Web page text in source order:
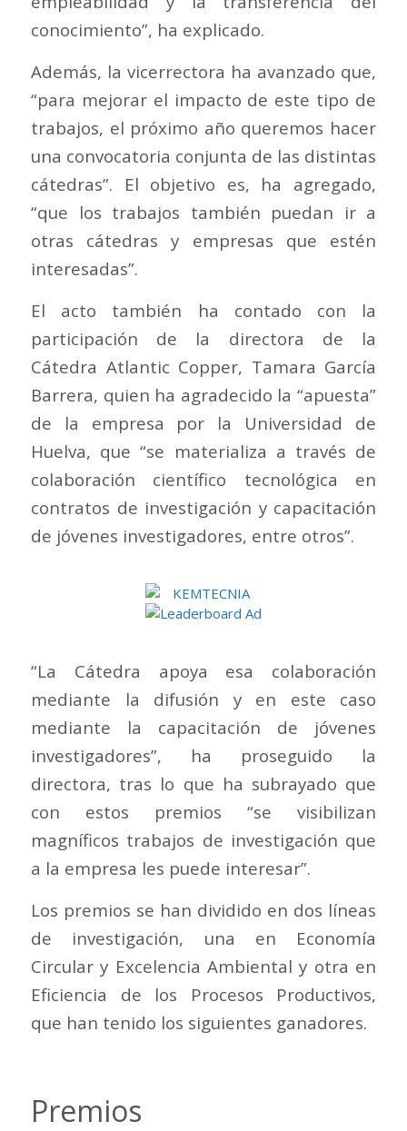
conocimiento”, ha explicado.
Además, la vicerrectora ha avanzado que,
“para mejorar el impacto de este tipo de
trabajos, el próximo año queremos hacer
una convocatoria conjunta de las distintas
cátedras”. El objetivo es, ha agregado,
“que los trabajos también puedan ir a
otras cátedras y empresas que estén
interesadas”.
El acto también ha contado con la
participación de la directora de la
Cátedra Atlantic Copper, Tamara García
Barrera, quien ha agradecido la “apuesta”
de la empresa por la Universidad de
Huelva, que “se materializa a través de
colaboración científico tecnológica en
contratos de investigación y capacitación
de jóvenes investigadores, entre otros”.
“La Cátedra apoya esa colaboración
mediante la difusión y en este caso
mediante la capacitación de jóvenes
investigadores”, ha proseguido la
directora, tras lo que ha subrayado que
con estos premios “se visibilizan
magníficos trabajos de investigación que
a la empresa les puede interesar”.
Los premios se han dividido en dos líneas
de investigación, una en Economía
Circular y Excelencia Ambiental y otra en
Eficiencia de los Procesos Productivos,
que han tenido los siguientes ganadores.
Premios